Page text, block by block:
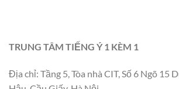
TRUNG TÂM TIẾNG Ý 1 KÈM 1
Địa chỉ: Tầng 5, Tòa nhà CIT, Số 6 Ngõ 15